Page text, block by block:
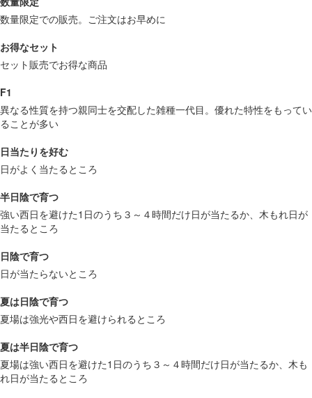
数量限定での販売。ご注文はお早めに
お得なセット
セット販売でお得な商品
F1
異なる性質を持つ親同士を交配した雑種一代目。優れた特性をもってい
ることが多い
日当たりを好む
日がよく当たるところ
半日陰で育つ
強い西日を避けた1日のうち３～４時間だけ日が当たるか、木もれ日が
当たるところ
日陰で育つ
日が当たらないところ
夏は日陰で育つ
夏場は強光や西日を避けられるところ
夏は半日陰で育つ
夏場は強い西日を避けた1日のうち３～４時間だけ日が当たるか、木も
れ日が当たるところ